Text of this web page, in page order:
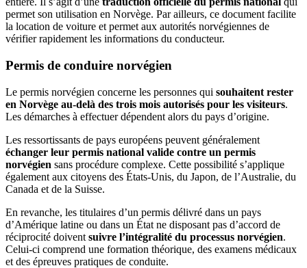
permet son utilisation en Norvège. Par ailleurs, ce document facilite
la location de voiture et permet aux autorités norvégiennes de
vérifier rapidement les informations du conducteur.
Permis de conduire norvégien
Le permis norvégien concerne les personnes qui souhaitent rester
en Norvège au-delà des trois mois autorisés pour les visiteurs.
Les démarches à effectuer dépendent alors du pays d’origine.
Les ressortissants de pays européens peuvent généralement
échanger leur permis national valide contre un permis
norvégien sans procédure complexe. Cette possibilité s’applique
également aux citoyens des États-Unis, du Japon, de l’Australie, du
Canada et de la Suisse.
En revanche, les titulaires d’un permis délivré dans un pays
d’Amérique latine ou dans un État ne disposant pas d’accord de
réciprocité doivent suivre l’intégralité du processus norvégien.
Celui-ci comprend une formation théorique, des examens médicaux
et des épreuves pratiques de conduite.